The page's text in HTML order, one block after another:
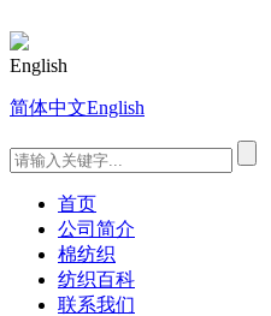
English
简体中文English
首页
公司简介
棉纺织
纺织百科
联系我们